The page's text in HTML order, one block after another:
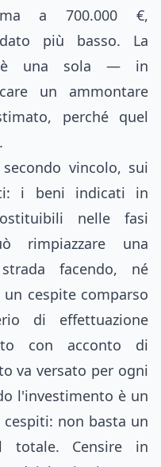
a 700.000 €,
più basso. La
è una sola — in
un ammontare
perché quel
vincolo, sui
i beni indicati in
nelle fasi
rimpiazzare una
facendo, né
cespite comparso
di effettuazione
con acconto di
va versato per ogni
l'investimento è un
non basta un
totale. Censire in